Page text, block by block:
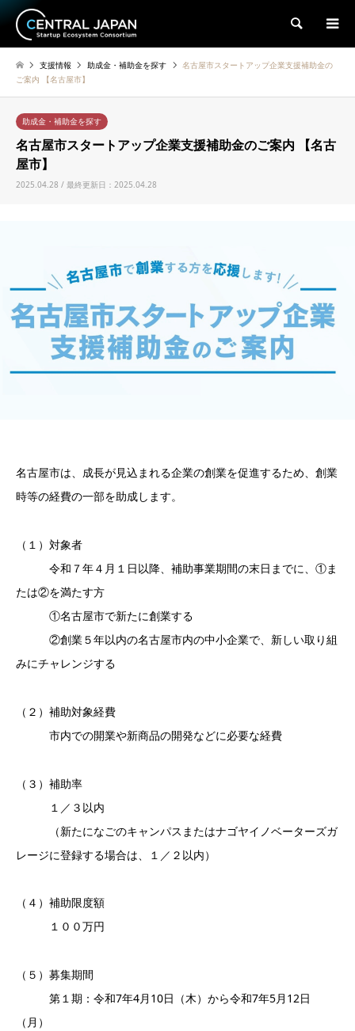
検索
支援情報 助成金・補助金を探す
名古屋市スタートアップ企業支援補助金の
ご案内 【名古屋市】
助成金・補助金を探す
名古屋市スタートアップ企業支援補助金のご案内 【名古
屋市】
2025.04.28 / 最終更新日：2025.04.28
名古屋市は、成長が見込まれる企業の創業を促進するため、創業
時等の経費の一部を助成します。
（１）対象者
令和７年４月１日以降、補助事業期間の末日までに、①ま
たは②を満たす方
①名古屋市で新たに創業する
②創業５年以内の名古屋市内の中小企業で、新しい取り組
みにチャレンジする
（２）補助対象経費
市内での開業や新商品の開発などに必要な経費
（３）補助率
１／３以内
（新たになごのキャンパスまたはナゴヤイノベーターズガ
レージに登録する場合は、１／２以内）
（４）補助限度額
１００万円
（５）募集期間
第１期：令和7年4月10日（木）から令和7年5月12日
（月）